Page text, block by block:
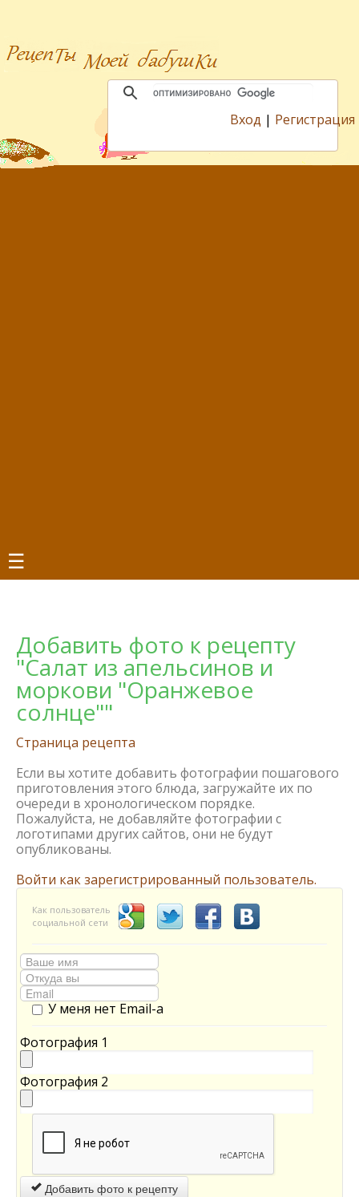
Вход | Регистрация
☰
Добавить фото к рецепту
"Салат из апельсинов и
моркови "Оранжевое
солнце""
Страница рецепта
Если вы хотите добавить фотографии пошагового
приготовления этого блюда, загружайте их по
очереди в хронологическом порядке.
Пожалуйста, не добавляйте фотографии с
логотипами других сайтов, они не будут
опубликованы.
Войти как зарегистрированный пользователь.
Как пользователь
социальной сети
У меня нет Email-а
Фотография 1
Фотография 2
Добавить фото к рецепту